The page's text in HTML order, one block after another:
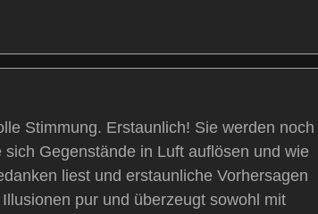
Stimmung. Erstaunlich! Sie werden noch
Gegenstände in Luft auflösen und wie
liest und erstaunliche Vorhersagen
pur und überzeugt sowohl mit